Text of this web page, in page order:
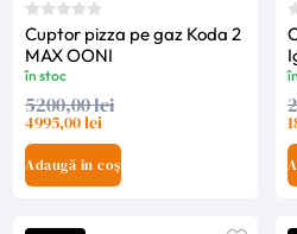
Cuptor pizza pe gaz Koda 2
MAX OONI
în stoc
5200,00 lei
4995,00 lei
Adaugă în coș